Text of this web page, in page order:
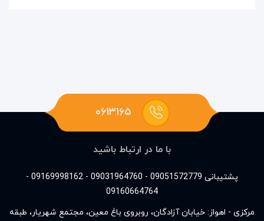
۰۶۱۳۱۶۵
با ما در ارتباط باشید
پشتیبانی 09051572779 - 09031964760 - 09169998162 -
09160664764
مرکزی - اهواز: خیابان آزادگان، روبروی باغ معین، مجتمع شهریار، طبقه